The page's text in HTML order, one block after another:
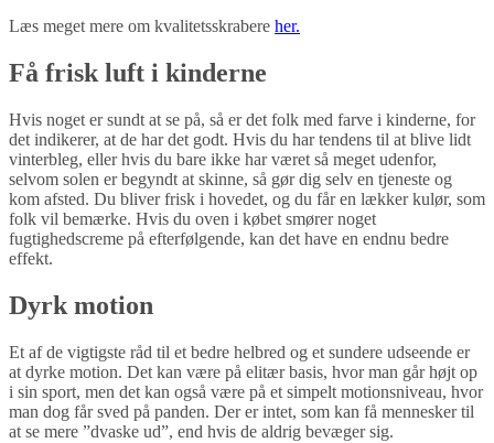
Læs meget mere om kvalitetsskrabere her.
Få frisk luft i kinderne
Hvis noget er sundt at se på, så er det folk med farve i kinderne, for
det indikerer, at de har det godt. Hvis du har tendens til at blive lidt
vinterbleg, eller hvis du bare ikke har været så meget udenfor,
selvom solen er begyndt at skinne, så gør dig selv en tjeneste og
kom afsted. Du bliver frisk i hovedet, og du får en lækker kulør, som
folk vil bemærke. Hvis du oven i købet smører noget
fugtighedscreme på efterfølgende, kan det have en endnu bedre
effekt.
Dyrk motion
Et af de vigtigste råd til et bedre helbred og et sundere udseende er
at dyrke motion. Det kan være på elitær basis, hvor man går højt op
i sin sport, men det kan også være på et simpelt motionsniveau, hvor
man dog får sved på panden. Der er intet, som kan få mennesker til
at se mere ”dvaske ud”, end hvis de aldrig bevæger sig.